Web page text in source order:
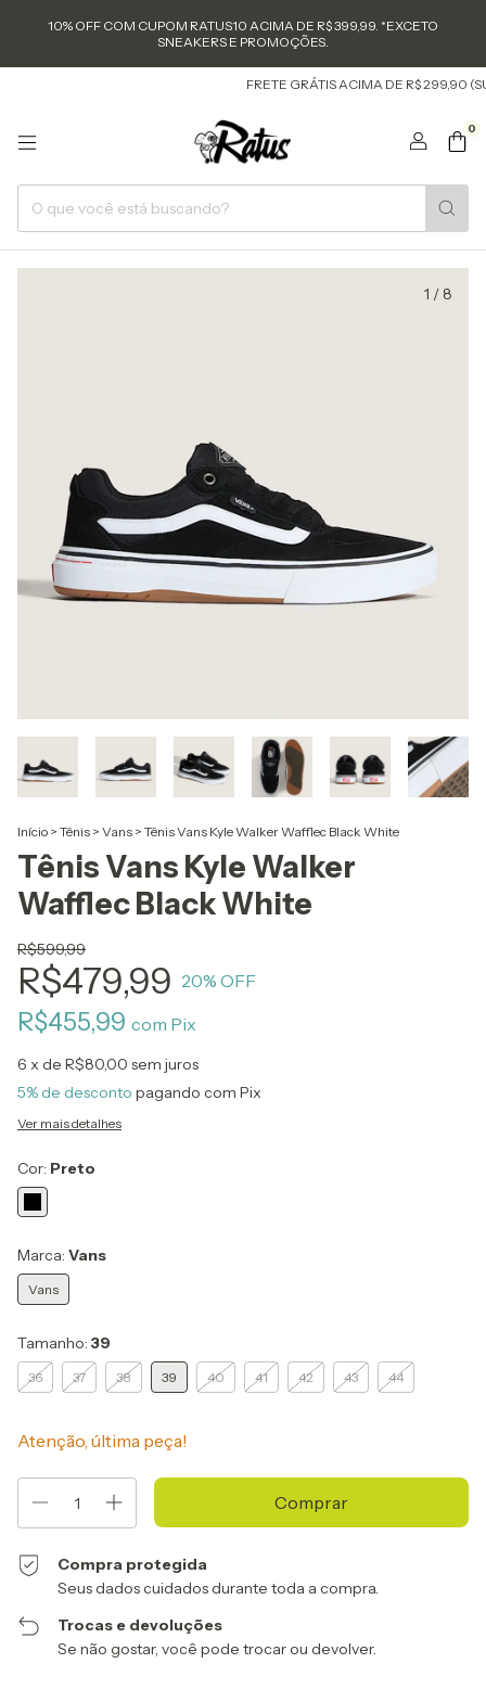
10% OFF COM CUPOM RATUS10 ACIMA DE R$ 399,99. *EXCETO
SNEAKERS E PROMOÇÕES.
FRETE GRÁTIS ACIMA DE R$ 299,90 (SUL E
0
1 / 8
Início > Tênis > Vans > Tênis Vans Kyle Walker Wafflec Black White
Tênis Vans Kyle Walker
Wafflec Black White
R$599,99
R$479,99 20% OFF
R$455,99 com Pix
6 x de R$80,00 sem juros
5% de desconto pagando com Pix
Ver mais detalhes
Cor: Preto
Marca: Vans
Vans
Tamanho: 39
36 37 38 39 40 41 42 43 44
Atenção, última peça!
Compra protegida
Seus dados cuidados durante toda a compra.
Trocas e devoluções
Se não gostar, você pode trocar ou devolver.